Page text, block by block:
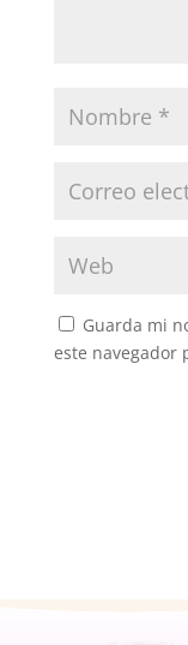
Guarda mi
este navegador